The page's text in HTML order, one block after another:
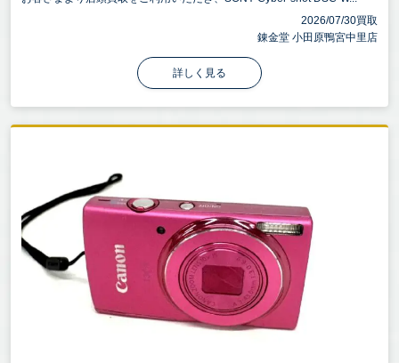
2026/07/30買取
錬金堂 小田原鴨宮中里店
詳しく見る